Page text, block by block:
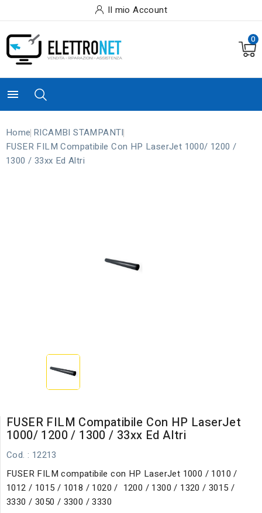
Il mio Account
0

Home RICAMBI STAMPANTI
FUSER FILM Compatibile Con HP LaserJet 1000/ 1200 /
1300 / 33xx Ed Altri
FUSER FILM Compatibile Con HP LaserJet
1000/ 1200 / 1300 / 33xx Ed Altri
Cod. : 12213
FUSER FILM compatibile con HP LaserJet 1000 / 1010 /
1012 / 1015 / 1018 / 1020 / 1200 / 1300 / 1320 / 3015 /
3330 / 3050 / 3300 / 3330